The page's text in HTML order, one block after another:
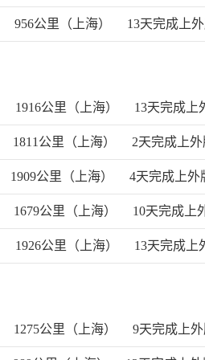
956公里（上海） 13天完成上
1916公里（上海） 13天完成上
1811公里（上海） 2天完成上
1909公里（上海） 4天完成上外
1679公里（上海） 10天完成上
1926公里（上海） 13天完成上
1275公里（上海） 9天完成上